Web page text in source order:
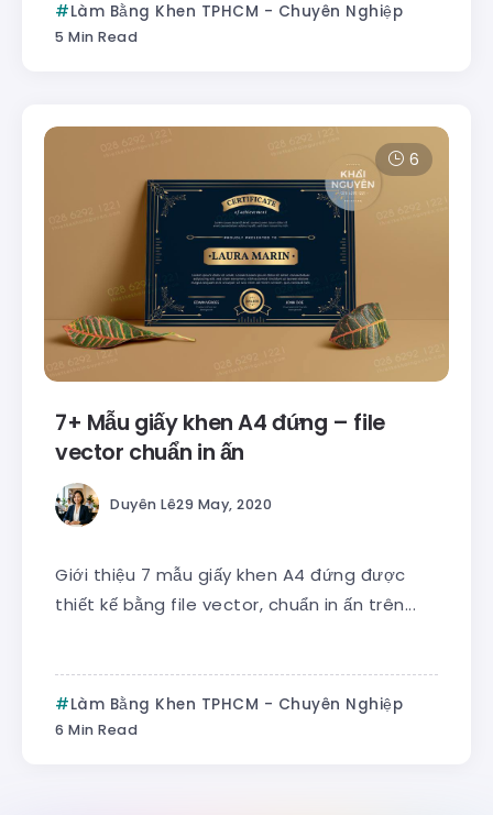
Làm Bằng Khen TPHCM - Chuyên Nghiệp
5 Min Read
6
7+ Mẫu giấy khen A4 đứng – file
vector chuẩn in ấn
Duyên Lê29 May, 2020
Giới thiệu 7 mẫu giấy khen A4 đứng được
thiết kế bằng file vector, chuẩn in ấn trên...
Làm Bằng Khen TPHCM - Chuyên Nghiệp
6 Min Read